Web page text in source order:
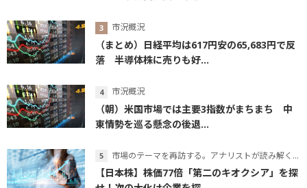
市況概況
（まとめ）日経平均は617円安の65,683円で反
落 半導体株に売りも好...
市況概況
（朝）米国市場では主要3指数がまちまち 中
東情勢を巡る懸念の後退...
市場のテーマを再訪する。アナリストが読み解くテーマの本質
【日本株】株価77倍「第二のキオクシア」を探